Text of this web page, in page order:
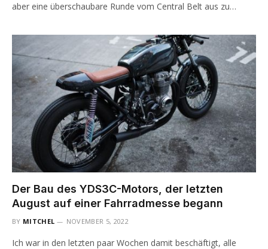
aber eine überschaubare Runde vom Central Belt aus zu…
Der Bau des YDS3C-Motors, der letzten
August auf einer Fahrradmesse begann
BY MITCHEL NOVEMBER 5, 2022
Ich war in den letzten paar Wochen damit beschäftigt, alle